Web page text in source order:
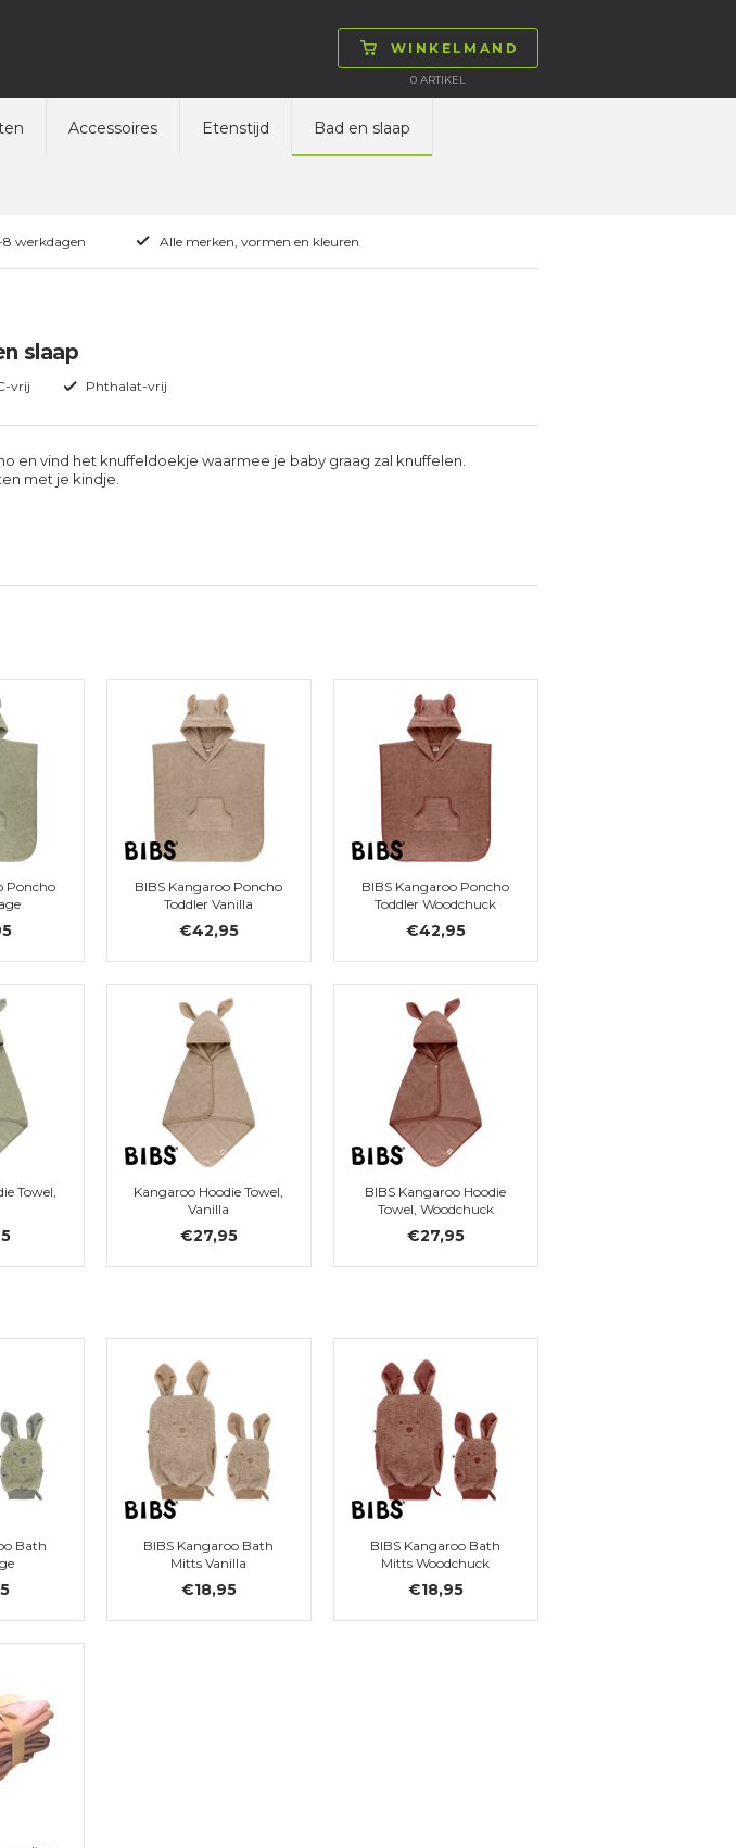
WINKELMAND
0 ARTIKEL
Accessoires Etenstijd Bad en slaap
8 werkdagen Alle merken, vormen en kleuren
slaap
vrij Phthalat-vrij
en vind het knuffeldoekje waarmee je baby graag zal knuffelen.
met je kindje.
Poncho
BIBS Kangaroo Poncho
Toddler Vanilla
€42,95
BIBS Kangaroo Poncho
Toddler Woodchuck
€42,95
Towel,
Kangaroo Hoodie Towel,
Vanilla
€27,95
BIBS Kangaroo Hoodie
Towel, Woodchuck
€27,95
Bath
BIBS Kangaroo Bath
Mitts Vanilla
€18,95
BIBS Kangaroo Bath
Mitts Woodchuck
€18,95